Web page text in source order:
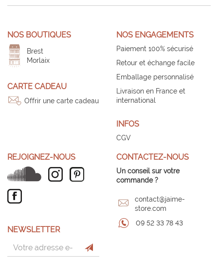
NOS BOUTIQUES
Brest
Morlaix
CARTE CADEAU
Offrir une carte cadeau
NOS ENGAGEMENTS
Paiement 100% sécurisé
Retour et échange facile
Emballage personnalisé
Livraison en France et
international
INFOS
CGV
REJOIGNEZ-NOUS
NEWSLETTER
CONTACTEZ-NOUS
Un conseil sur votre
commande ?
contact@jaime-
store.com
09 52 33 78 43